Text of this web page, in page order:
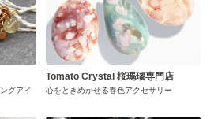
グアイ
Tomato Crystal 桜瑪瑙専門店
心をときめかせる春色アクセサリー